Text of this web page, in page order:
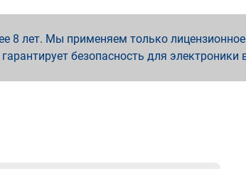
лет. Мы применяем только
безопасность для электроники